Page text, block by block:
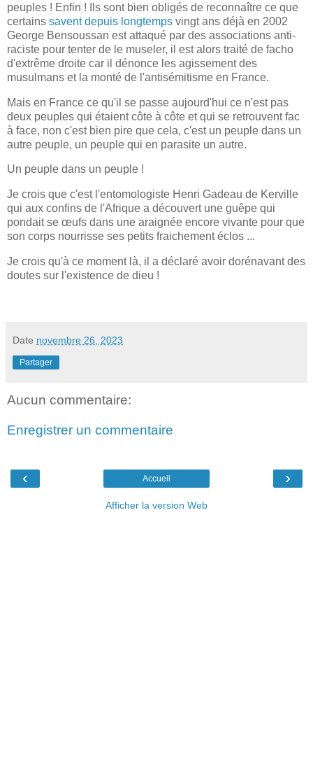
peuples ! Enfin ! Ils sont bien obligés de reconnaître ce que
certains savent depuis longtemps vingt ans déjà en 2002
George Bensoussan est attaqué par des associations anti-
raciste pour tenter de le museler, il est alors traité de facho
d'extrême droite car il dénonce les agissement des
musulmans et la monté de l'antisémitisme en France.
Mais en France ce qu'il se passe aujourd'hui ce n'est pas
deux peuples qui étaient côte à côte et qui se retrouvent fac
à face, non c'est bien pire que cela, c'est un peuple dans un
autre peuple, un peuple qui en parasite un autre.
Un peuple dans un peuple !
Je crois que c'est l'entomologiste Henri Gadeau de Kerville
qui aux confins de l'Afrique a découvert une guêpe qui
pondait se œufs dans une araignée encore vivante pour que
son corps nourrisse ses petits fraichement éclos ...
Je crois qu'à ce moment là, il a déclaré avoir dorénavant des
doutes sur l'existence de dieu !
Date novembre 26, 2023
Partager
Aucun commentaire:
Enregistrer un commentaire
‹ ›
Accueil
Afficher la version Web